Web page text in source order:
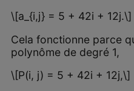
\[a_{i,j} = 5 + 42i + 12j.\]
Cela fonctionne parce
polynôme de degré 1,
\[P(i, j) = 5 + 42i + 12j,\]